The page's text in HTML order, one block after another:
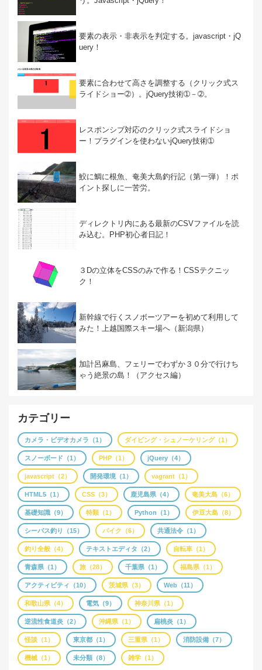
要素の表示・非表示を判定する。javascript・jQ
uery！
要素に合わせて高さを調整する（クリック式ス
ライドショー➁）。jQuery技術➀－➁。
レスポンシブ対応のクリック式スライドショ
ー！プラグインを使わないjQuery技術➀
鮫に鯛に根魚、奄美大島釣行記（第一弾）！ポ
イント探しに一苦労。
ディレクトリ内にある最新のCSVファイルを読
み込む。PHP初心者日記！
３Dの立体をCSSのみで作る！CSSテクニッ
ク！
新幹線で行くスノボーツアーを初めて利用して
みた！上越国際スキー場へ（新潟県）
加計呂麻島、フェリーでわずか３０分で行けち
ゃう絶景の島！（アクセス編）
カテゴリー
カメラ・ビデオカメラ（1） ダイビング・シュノーケリング（1）
スノーボード（1） PHP（1） jQuery（4）
javascript（2） 開発環境（1） vagrant（1）
HTML5（1） CSS（3） 鹿児島県（4） 奄美大島（6）
基礎知識（9） 特類（1） Python（1） 伊豆大島（8）
シーバス釣り（15） バイク（6） 共通法令（1）
釣り全般（4） テキストエディタ（2） 自転車（1）
青森県（1） 旅（28） 千葉県（1） 福島県（1）
アクティビティ（10） 茨城県（3） Web（11）
和歌山県（4） 電気（9） 神奈川県（1）
逆流性食道炎（2） 沖縄県（1） 扁桃炎（1）
怪談（1） 東京都（1） 三重県（1） 消防設備（7）
機械（1） 未分類（8） 雑学（1）